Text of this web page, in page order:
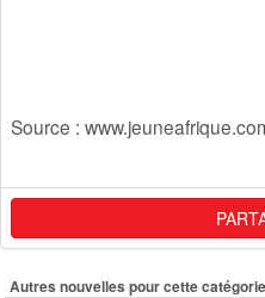
Source :
Autres nouvelles pour cette